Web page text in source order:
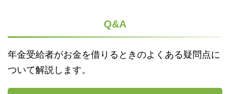
Q&A
年金受給者がお金を借りるときのよくある疑問点に
ついて解説します。